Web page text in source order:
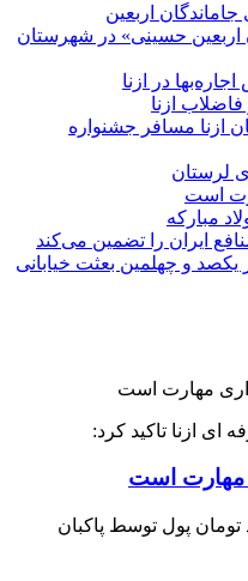
اربعین
اربعین حسینی» در شهرستان
در ازنا
ازنا
مسافر جشنواره
لرستان
است
مبارکه
ایران را تضمین می‌کند
و چهلمین بعثت خیابانی
ازنا تاکید کرد:
مهارت است